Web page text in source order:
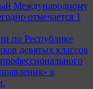
Международному
отмечается 1
по Республике
девятых классов
в